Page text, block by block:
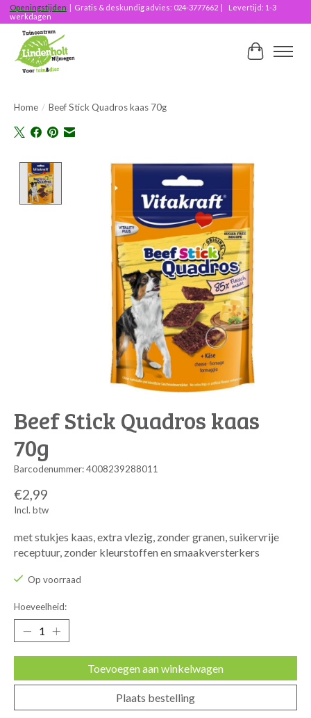
Openingstijden | Gratis & deskundig advies: 024-3777662 | Levertijd: 1-3
werkdagen
Home / Beef Stick Quadros kaas 70g
Product image slideshow Items
Beef Stick Quadros kaas
70g
Barcodenummer: 4008239288011
€2,99
Incl. btw
met stukjes kaas, extra vlezig, zonder granen, suikervrije
receptuur, zonder kleurstoffen en smaakversterkers
Op voorraad
Hoeveelheid:
Toevoegen aan winkelwagen
Plaats bestelling